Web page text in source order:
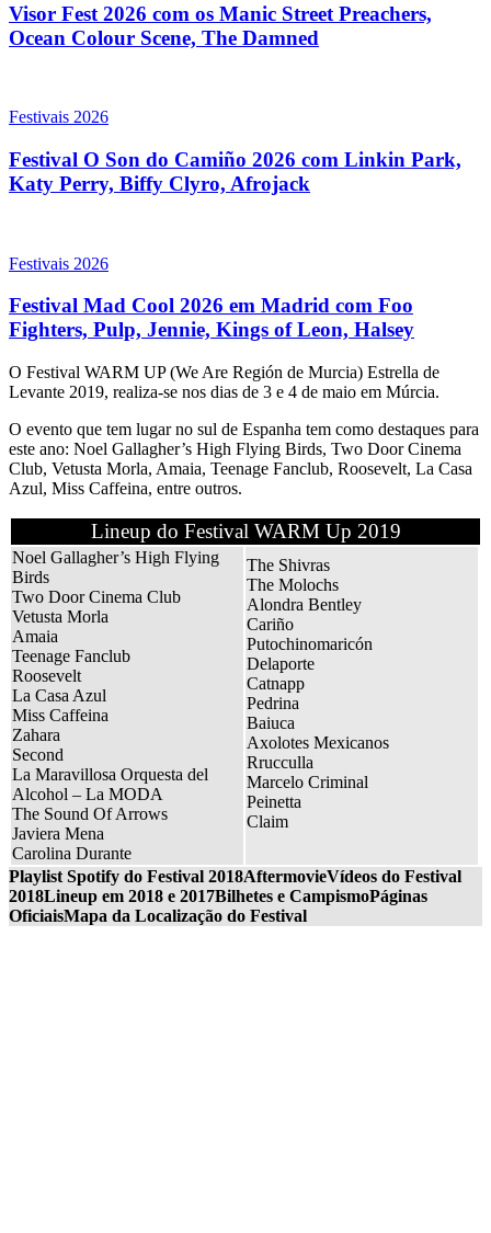
Visor Fest 2026 com os Manic Street Preachers,
Ocean Colour Scene, The Damned
Festivais 2026
Festival O Son do Camiño 2026 com Linkin Park,
Katy Perry, Biffy Clyro, Afrojack
Festivais 2026
Festival Mad Cool 2026 em Madrid com Foo
Fighters, Pulp, Jennie, Kings of Leon, Halsey
O Festival WARM UP (We Are Región de Murcia) Estrella de
Levante 2019, realiza-se nos dias de 3 e 4 de maio em Múrcia.
O evento que tem lugar no sul de Espanha tem como destaques para
este ano: Noel Gallagher’s High Flying Birds, Two Door Cinema
Club, Vetusta Morla, Amaia, Teenage Fanclub, Roosevelt, La Casa
Azul, Miss Caffeina, entre outros.
Lineup do Festival WARM Up 2019
Noel Gallagher’s High Flying
Birds
Two Door Cinema Club
Vetusta Morla
Amaia
Teenage Fanclub
Roosevelt
La Casa Azul
Miss Caffeina
Zahara
Second
La Maravillosa Orquesta del
Alcohol – La MODA
The Sound Of Arrows
Javiera Mena
Carolina Durante
The Shivras
The Molochs
Alondra Bentley
Cariño
Putochinomaricón
Delaporte
Catnapp
Pedrina
Baiuca
Axolotes Mexicanos
Rrucculla
Marcelo Criminal
Peinetta
Claim
Playlist Spotify do Festival 2018AftermovieVídeos do Festival
2018Lineup em 2018 e 2017Bilhetes e CampismoPáginas
OficiaisMapa da Localização do Festival